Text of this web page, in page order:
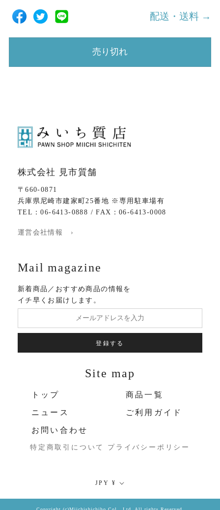
配送・送料 →
売り切れ
株式会社 見市質舗
〒660-0871
兵庫県尼崎市建家町25番地 ※専用駐車場有
TEL：06-6413-0888 / FAX：06-6413-0008
運営会社情報 ›
Mail magazine
新着商品／おすすめ商品の情報を
イチ早くお届けします。
登録する
Site map
トップ 商品一覧
ニュース ご利用ガイド
お問い合わせ
特定商取引について プライバシーポリシー
通
JPY ¥